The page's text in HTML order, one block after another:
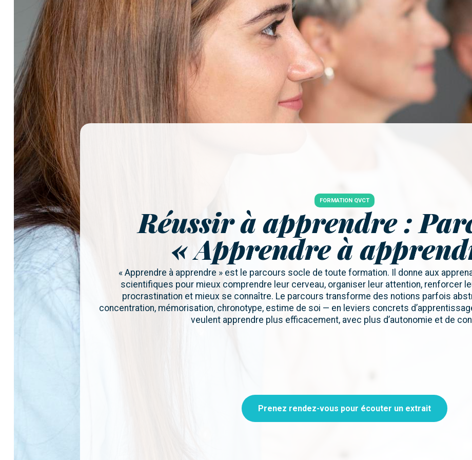
FORMATION QVCT
Réussir à apprendre :
« Apprendre à
« Apprendre à apprendre » est le parcours socle de toute formation. Il donne aux
scientifiques pour mieux comprendre leur cerveau, organiser leur attention, renforcer
procrastination et mieux se connaître. Le parcours transforme des notions parfois
concentration, mémorisation, chronotype, estime de soi — en leviers concrets
veulent apprendre plus efficacement, avec plus d’autonomie et de
Prenez rendez-vous pour écouter un extrait